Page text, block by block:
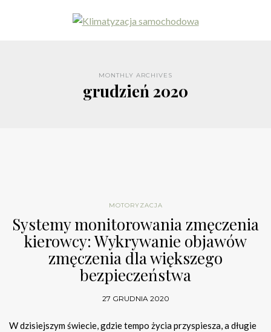
MONTHLY ARCHIVES
grudzień 2020
MOTORYZACJA
Systemy monitorowania zmęczenia
kierowcy: Wykrywanie objawów
zmęczenia dla większego
bezpieczeństwa
27 GRUDNIA 2020
W dzisiejszym świecie, gdzie tempo życia przyspiesza, a długie